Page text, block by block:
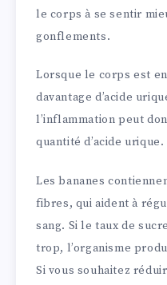
le corps à se sentir
gonflements.
Lorsque le corps est
davantage d’acide
l’inflammation peut
quantité d’acide urique.
Les bananes
fibres, qui aident à
sang. Si le taux de
trop, l’organisme
Si vous souhaitez